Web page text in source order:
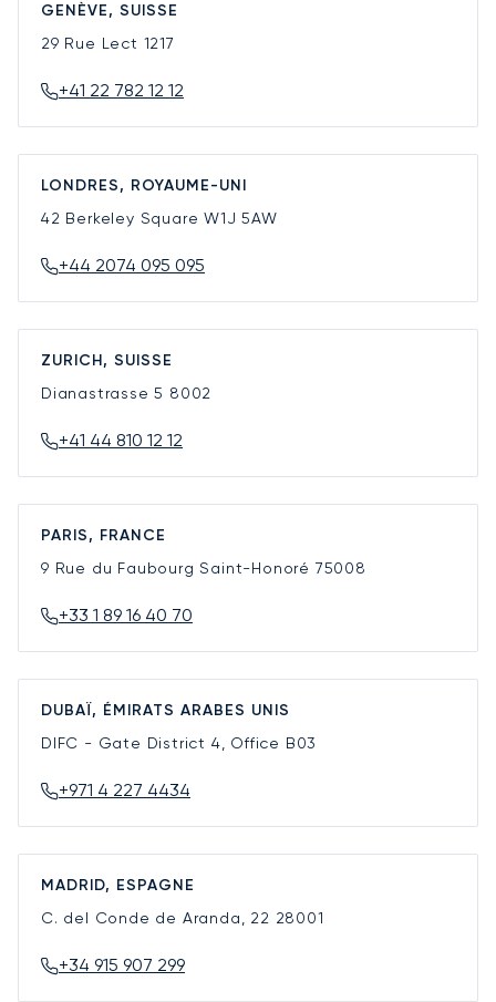
GENÈVE, SUISSE
29 Rue Lect 1217
+41 22 782 12 12
LONDRES, ROYAUME-UNI
42 Berkeley SquareW1J 5AW
+44 2074 095 095
ZURICH, SUISSE
Dianastrasse 5 8002
+41 44 810 12 12
PARIS, FRANCE
9 Rue du Faubourg Saint-Honoré 75008
+33 1 89 16 40 70
DUBAÏ, ÉMIRATS ARABES UNIS
DIFC - Gate District 4, Office B03
+971 4 227 4434
MADRID, ESPAGNE
C. del Conde de Aranda, 22 28001
+34 915 907 299